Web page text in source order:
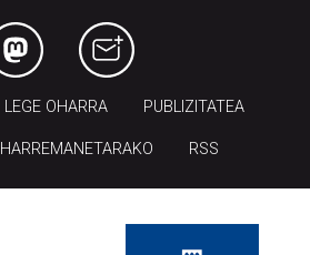
LEGE OHARRA PUBLIZITATEA
HARREMANETARAKO RSS